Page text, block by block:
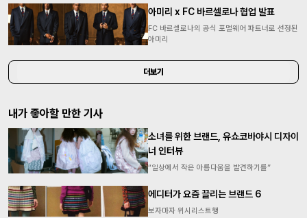
아미리 x FC 바르셀로나 협업 발표
FC 바르셀로나의 공식 포멀웨어 파트너로 선정된
아미리
더보기
내가 좋아할 만한 기사
소녀를 위한 브랜드, 유쇼코바야시 디자이
너 인터뷰
“일상에서 작은 아름다움을 발견하기를”
에디터가 요즘 끌리는 브랜드 6
보자마자 위시리스트행